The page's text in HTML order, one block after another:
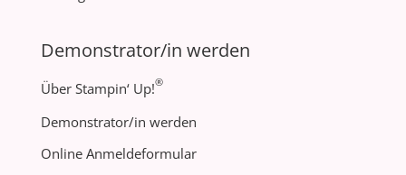
Demonstrator/in werden
Über Stampin‘ Up!®
Demonstrator/in werden
Online Anmeldeformular